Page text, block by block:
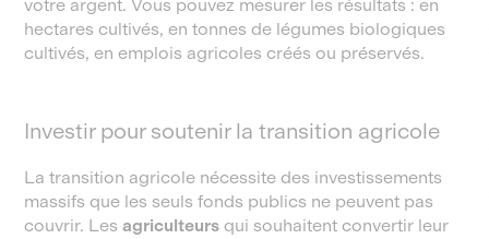
votre argent. Vous pouvez mesurer les résultats : en
hectares cultivés, en tonnes de légumes biologiques
cultivés, en emplois agricoles créés ou préservés.
Investir pour soutenir la transition agricole
La transition agricole nécessite des investissements
massifs que les seuls fonds publics ne peuvent pas
couvrir. Lesagriculteurs qui souhaitent convertir leur